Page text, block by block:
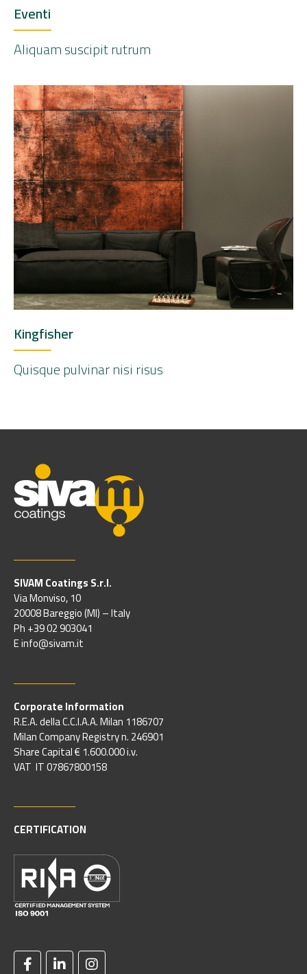
Eventi
Aliquam suscipit rutrum
Kingfisher
Quisque pulvinar nisi risus
SIVAM Coatings S.r.l.
Via Monviso, 10
20008 Bareggio (MI) – Italy
Ph +39 02 903041
E info@sivam.it
Corporate Information
R.E.A. della C.C.I.A.A. Milan 1186707
Milan Company Registry n. 246901
Share Capital € 1.600.000 i.v.
VAT IT 07867800158
CERTIFICATION